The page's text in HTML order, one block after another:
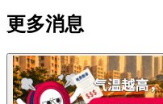
更多消息